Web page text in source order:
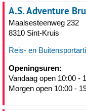
A.S. Adventure
Maalsesteenweg 232
8310 Sint-Kruis
Reis- en
Openingsuren:
Vandaag open 10:00 -
Morgen open 10:00 -